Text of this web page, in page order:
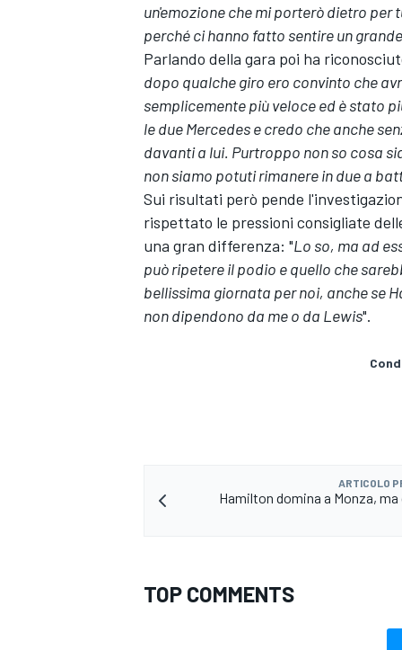
un'emozione che mi porterò dietro
perché ci hanno fatto sentire un
Parlando della gara poi ha
dopo qualche giro ero convinto che
semplicemente più veloce ed è stato
le due Mercedes e credo che anche
davanti a lui. Purtroppo non so cosa
non siamo potuti rimanere in due a
Sui risultati però pende
rispettato le pressioni consigliate
una gran differenza: "Lo so, ma ad
può ripetere il podio e quello che
bellissima giornata per noi, anche se
non dipendono da me o da Lewis".
ARTICOLO
Hamilton domina a Monza, ma
TOP COMMENTS